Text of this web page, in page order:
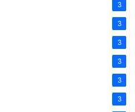
3
3
3
3
3
3